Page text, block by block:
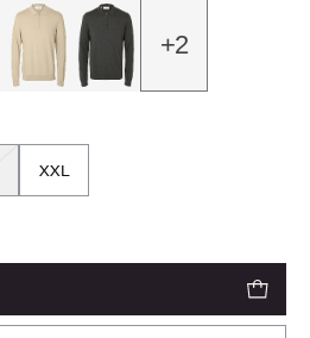
+2
XXL